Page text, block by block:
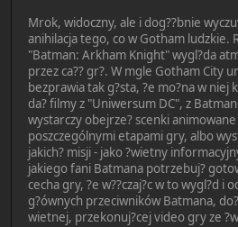
Mrok, widoczny, ale i dog??bnie
anihilacja tego, co w Gotham ludzkie.
"Batman: Arkham Knight" wygl?da
przez ca?? gr?. W mgle Gotham City
bezprawia tak g?sta, ?e mo?na w niej
da? filmy z "Uniwersum DC", z
wystarczy obejrze? scenki
poszczególnymi etapami gry, albo
jakich? misji - jako ?wietny
jakiego fani Batmana potrzebuj?
cecha gry, ?e w??czaj?c w to wygl?d i
g?ównych przeciwników Batmana,
wietnej, przekonuj?cej video gry ze